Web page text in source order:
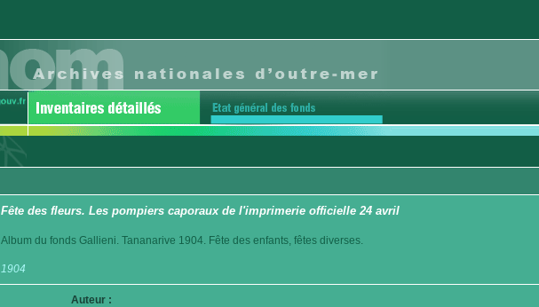
Fête des fleurs. Les pompiers caporaux de l'imprimerie officielle 24 avril
Album du fonds Gallieni. Tananarive 1904. Fête des enfants, fêtes diverses.
1904
Auteur :